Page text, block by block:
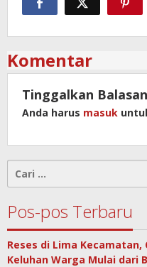
Komentar
Tinggalkan Balasan
Anda harus masuk
untuk:
Pos-pos Terbaru
Reses di Lima
Keluhan Warga Mulai dari